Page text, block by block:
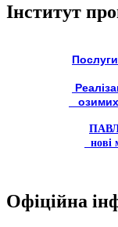
Інститут
озимих
нові
Офіційна